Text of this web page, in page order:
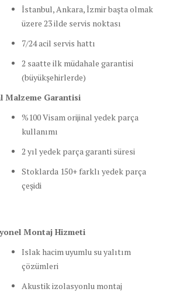
İstanbul, Ankara, İzmir başta olmak
üzere 23 ilde servis noktası
7/24 acil servis hattı
2 saatte ilk müdahale garantisi
(büyükşehirlerde)
Malzeme Garantisi
%100 Visam orijinal yedek parça
kullanımı
2 yıl yedek parça garanti süresi
Stoklarda 150+ farklı yedek parça
çeşidi
Montaj Hizmeti
Islak hacim uyumlu su yalıtım
çözümleri
Akustik izolasyonlu montaj